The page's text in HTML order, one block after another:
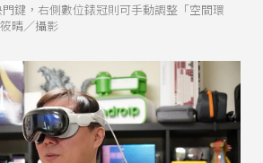
鍵，右側數位錶冠則可手動調整「空間環
晴／攝影